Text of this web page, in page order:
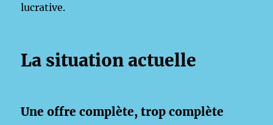
lucrative.
La situation actuelle
Une offre complète, trop complète